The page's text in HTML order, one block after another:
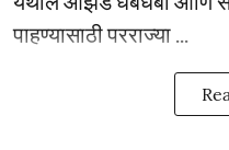
पाहण्यासाठी परराज्या ...